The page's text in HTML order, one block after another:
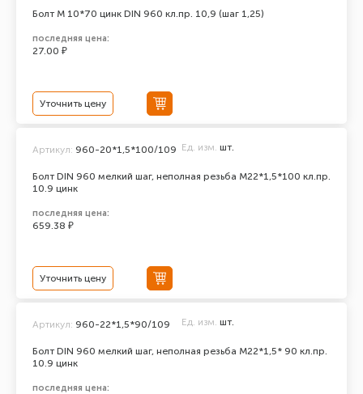
Болт М 10*70 цинк DIN 960 кл.пр. 10,9 (шаг 1,25)
последняя цена:
27.00 ₽
Уточнить цену
Болт DIN 960 мелкий шаг, неполная резьба M22*1,5*100 кл.пр.
10.9 цинк
Артикул: 960-20*1,5*100/109 Ед. изм. шт.
последняя цена:
659.38 ₽
Уточнить цену
Болт DIN 960 мелкий шаг, неполная резьба M22*1,5* 90 кл.пр.
10.9 цинк
Артикул: 960-22*1,5*90/109 Ед. изм. шт.
последняя цена: